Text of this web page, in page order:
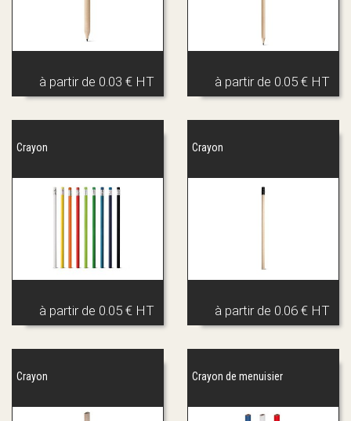
à partir de 0.03 € HT à partir de 0.05 € HT
Crayon
à partir de 0.05 € HT
Crayon
à partir de 0.06 € HT
Crayon Crayon de menuisier